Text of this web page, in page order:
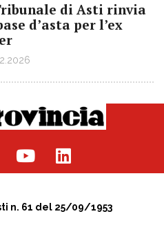
di Asti rinvia
d’asta per l’ex
n. 61 del 25/09/1953